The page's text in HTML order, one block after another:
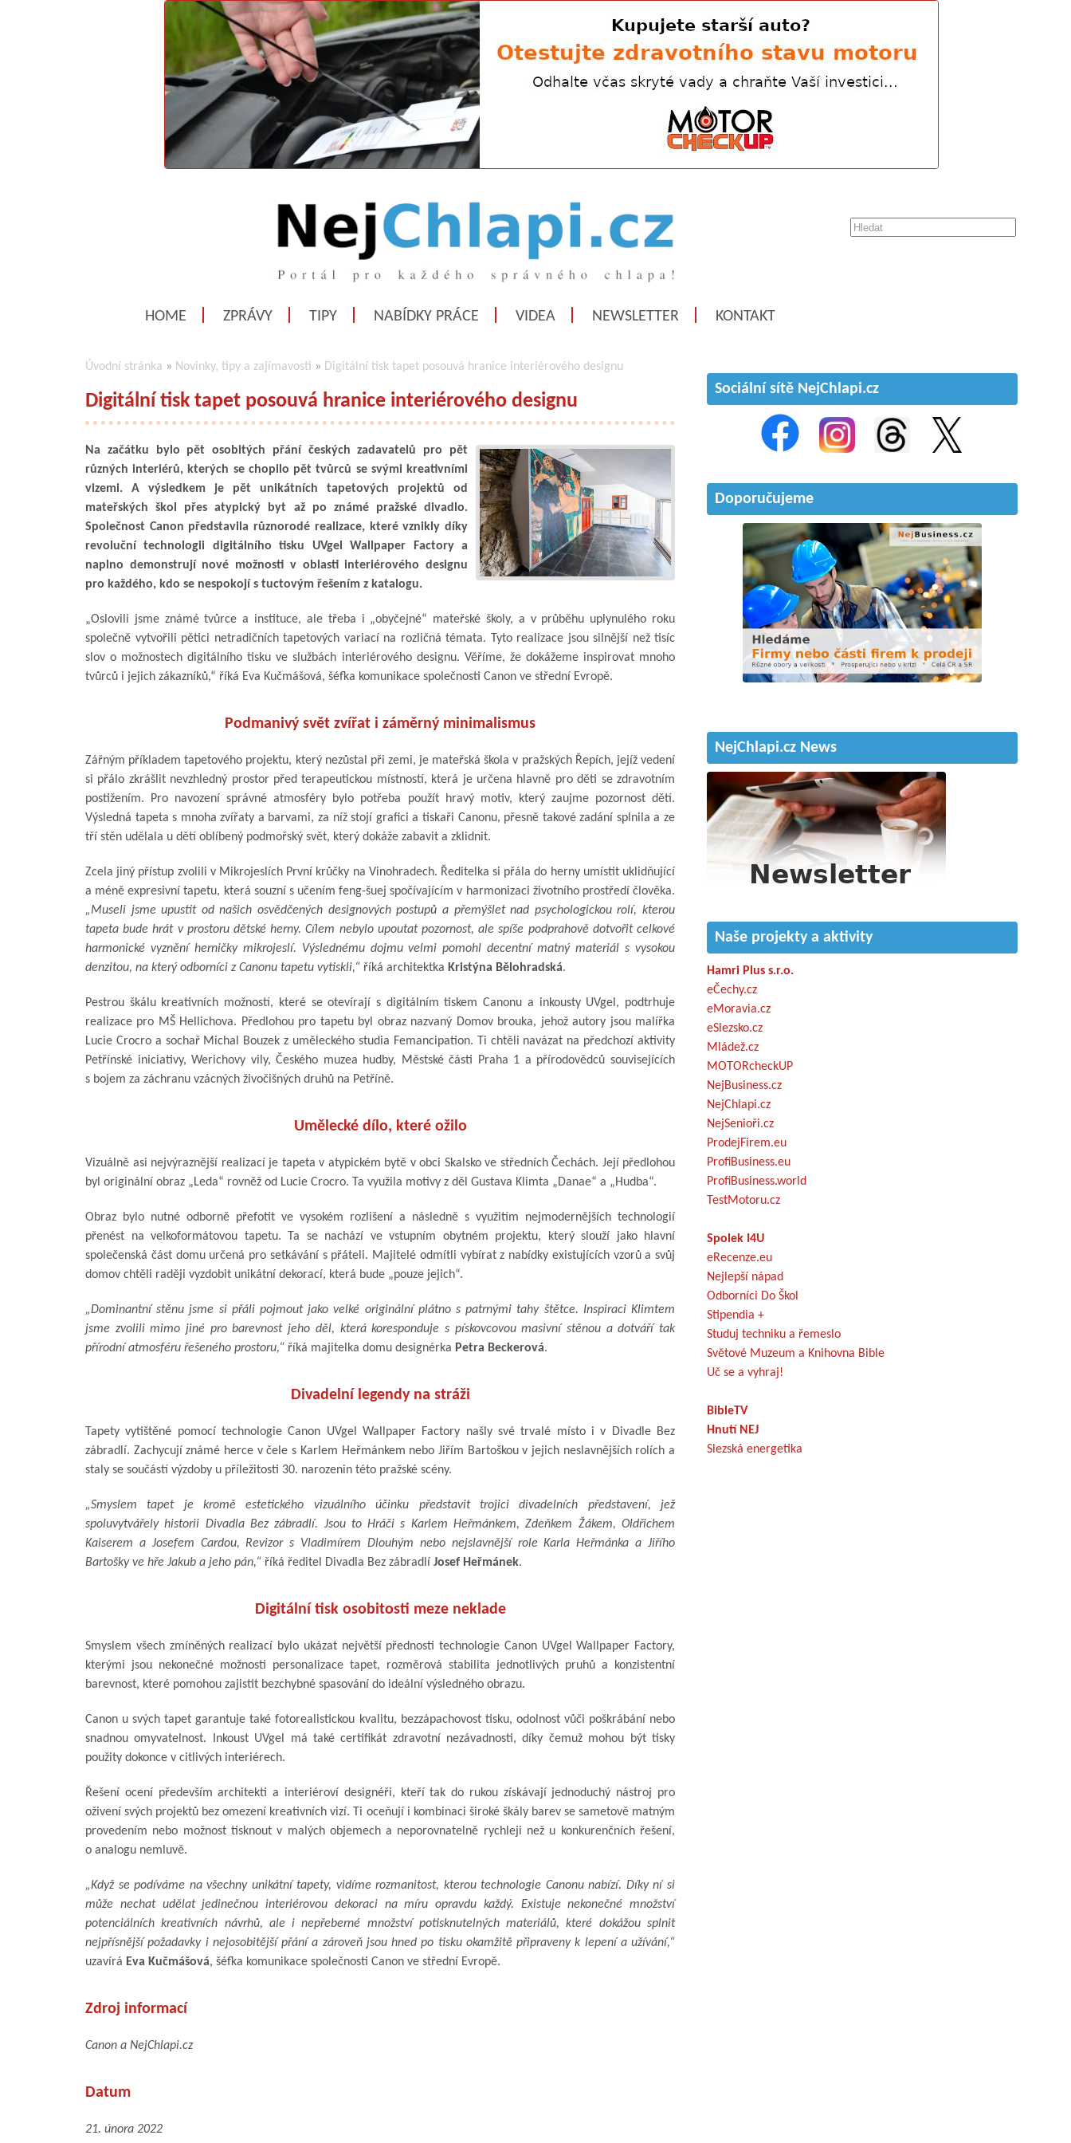
HOME ZPRÁVY TIPY NABÍDKY PRÁCE VIDEA NEWSLETTER KONTAKT
Úvodní stránka » Novinky, tipy a zajímavosti » Digitální tisk tapet posouvá hranice interiérového designu
Digitální tisk tapet posouvá hranice interiérového designu
Na začátku bylo pět osobitých přání českých zadavatelů pro pět
různých interiérů, kterých se chopilo pět tvůrců se svými kreativními
vizemi. A výsledkem je pět unikátních tapetových projektů od
mateřských škol přes atypický byt až po známé pražské divadlo.
Společnost Canon představila různorodé realizace, které vznikly díky
revoluční technologii digitálního tisku UVgel Wallpaper Factory a
naplno demonstrují nové možnosti v oblasti interiérového designu
pro každého, kdo se nespokojí s tuctovým řešením z katalogu.
„Oslovili jsme známé tvůrce a instituce, ale třeba i „obyčejné“ mateřské školy, a v průběhu uplynulého roku
společně vytvořili pětici netradičních tapetových variací na rozličná témata. Tyto realizace jsou silnější než tisíc
slov o možnostech digitálního tisku ve službách interiérového designu. Věříme, že dokážeme inspirovat mnoho
tvůrců i jejich zákazníků,“ říká Eva Kučmášová, šéfka komunikace společnosti Canon ve střední Evropě.
Podmanivý svět zvířat i záměrný minimalismus
Zářným příkladem tapetového projektu, který nezůstal při zemi, je mateřská škola v pražských Řepích, jejíž vedení
si přálo zkrášlit nevzhledný prostor před terapeutickou místností, která je určena hlavně pro děti se zdravotním
postižením. Pro navození správné atmosféry bylo potřeba použít hravý motiv, který zaujme pozornost dětí.
Výsledná tapeta s mnoha zvířaty a barvami, za níž stojí grafici a tiskaři Canonu, přesně takové zadání splnila a ze
tří stěn udělala u dětí oblíbený podmořský svět, který dokáže zabavit a zklidnit.
Zcela jiný přístup zvolili v Mikrojeslích První krůčky na Vinohradech. Ředitelka si přála do herny umístit uklidňující
a méně expresivní tapetu, která souzní s učením feng-šuej spočívajícím v harmonizaci životního prostředí člověka.
„Museli jsme upustit od našich osvědčených designových postupů a přemýšlet nad psychologickou rolí, kterou
tapeta bude hrát v prostoru dětské herny. Cílem nebylo upoutat pozornost, ale spíše podprahově dotvořit celkové
harmonické vyznění herničky mikrojeslí. Výslednému dojmu velmi pomohl decentní matný materiál s vysokou
denzitou, na který odborníci z Canonu tapetu vytiskli,“ říká architektka Kristýna Bělohradská.
Pestrou škálu kreativních možností, které se otevírají s digitálním tiskem Canonu a inkousty UVgel, podtrhuje
realizace pro MŠ Hellichova. Předlohou pro tapetu byl obraz nazvaný Domov brouka, jehož autory jsou malířka
Lucie Crocro a sochař Michal Bouzek z uměleckého studia Femancipation. Ti chtěli navázat na předchozí aktivity
Petřínské iniciativy, Werichovy vily, Českého muzea hudby, Městské části Praha 1 a přírodovědců souvisejících
s bojem za záchranu vzácných živočišných druhů na Petříně.
Umělecké dílo, které ožilo
Vizuálně asi nejvýraznější realizací je tapeta v atypickém bytě v obci Skalsko ve středních Čechách. Její předlohou
byl originální obraz „Leda“ rovněž od Lucie Crocro. Ta využila motivy z děl Gustava Klimta „Danae“ a „Hudba“.
Obraz bylo nutné odborně přefotit ve vysokém rozlišení a následně s využitím nejmodernějších technologií
přenést na velkoformátovou tapetu. Ta se nachází ve vstupním obytném projektu, který slouží jako hlavní
společenská část domu určená pro setkávání s přáteli. Majitelé odmítli vybírat z nabídky existujících vzorů a svůj
domov chtěli raději vyzdobit unikátní dekorací, která bude „pouze jejich“.
„Dominantní stěnu jsme si přáli pojmout jako velké originální plátno s patrnými tahy štětce. Inspiraci Klimtem
jsme zvolili mimo jiné pro barevnost jeho děl, která koresponduje s pískovcovou masivní stěnou a dotváří tak
přírodní atmosféru řešeného prostoru,“ říká majitelka domu designérka Petra Beckerová.
Divadelní legendy na stráži
Tapety vytištěné pomocí technologie Canon UVgel Wallpaper Factory našly své trvalé místo i v Divadle Bez
zábradlí. Zachycují známé herce v čele s Karlem Heřmánkem nebo Jiřím Bartoškou v jejich neslavnějších rolích a
staly se součástí výzdoby u příležitosti 30. narozenin této pražské scény.
„Smyslem tapet je kromě estetického vizuálního účinku představit trojici divadelních představení, jež
spoluvytvářely historii Divadla Bez zábradlí. Jsou to Hráči s Karlem Heřmánkem, Zdeňkem Žákem, Oldřichem
Kaiserem a Josefem Cardou, Revizor s Vladimírem Dlouhým nebo nejslavnější role Karla Heřmánka a Jiřího
Bartošky ve hře Jakub a jeho pán,“ říká ředitel Divadla Bez zábradlí Josef Heřmánek.
Digitální tisk osobitosti meze neklade
Smyslem všech zmíněných realizací bylo ukázat největší přednosti technologie Canon UVgel Wallpaper Factory,
kterými jsou nekonečné možnosti personalizace tapet, rozměrová stabilita jednotlivých pruhů a konzistentní
barevnost, které pomohou zajistit bezchybné spasování do ideální výsledného obrazu.
Canon u svých tapet garantuje také fotorealistickou kvalitu, bezzápachovost tisku, odolnost vůči poškrábání nebo
snadnou omyvatelnost. Inkoust UVgel má také certifikát zdravotní nezávadnosti, díky čemuž mohou být tisky
použity dokonce v citlivých interiérech.
Řešení ocení především architekti a interiéroví designéři, kteří tak do rukou získávají jednoduchý nástroj pro
oživení svých projektů bez omezení kreativních vizí. Ti oceňují i kombinaci široké škály barev se sametově matným
provedením nebo možnost tisknout v malých objemech a neporovnatelně rychleji než u konkurenčních řešení,
o analogu nemluvě.
„Když se podíváme na všechny unikátní tapety, vidíme rozmanitost, kterou technologie Canonu nabízí. Díky ní si
může nechat udělat jedinečnou interiérovou dekoraci na míru opravdu každý. Existuje nekonečné množství
potenciálních kreativních návrhů, ale i nepřeberné množství potisknutelných materiálů, které dokážou splnit
nejpřísnější požadavky i nejosobitější přání a zároveň jsou hned po tisku okamžitě připraveny k lepení a užívání,“
uzavírá Eva Kučmášová, šéfka komunikace společnosti Canon ve střední Evropě.
Zdroj informací
Canon a NejChlapi.cz
Datum
21. února 2022
Sociální sítě NejChlapi.cz
Doporučujeme
NejChlapi.cz News
Naše projekty a aktivity
Hamri Plus s.r.o.
eČechy.cz
eMoravia.cz
eSlezsko.cz
Mládež.cz
MOTORcheckUP
NejBusiness.cz
NejChlapi.cz
NejSenioři.cz
ProdejFirem.eu
ProfiBusiness.eu
ProfiBusiness.world
TestMotoru.cz
Spolek I4U
eRecenze.eu
Nejlepší nápad
Odborníci Do Škol
Stipendia +
Studuj techniku a řemeslo
Světové Muzeum a Knihovna Bible
Uč se a vyhraj!
BibleTV
Hnutí NEJ
Slezská energetika